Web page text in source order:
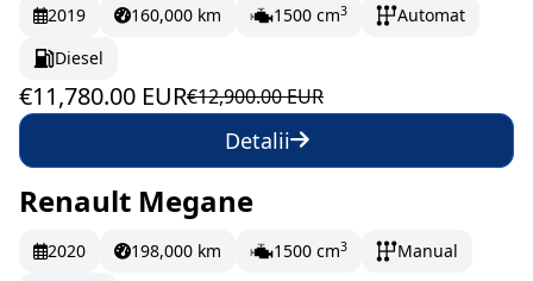
2019 160,000 km 1500 cm3
Automat
Diesel
€11,780.00 EUR€12,900.00 EUR
Detalii
În stoc 176.17 EUR/lună
Renault Megane
2020 198,000 km 1500 cm3
Manual